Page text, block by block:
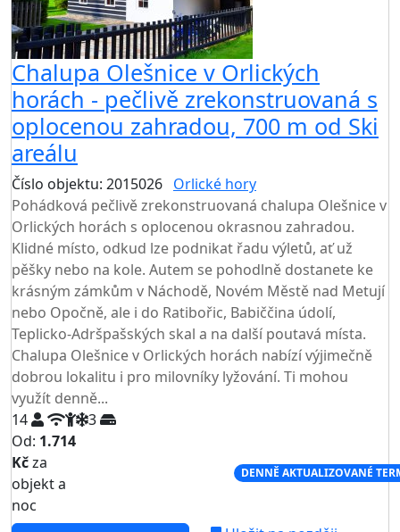
Chalupa Olešnice v Orlických
horách - pečlivě zrekonstruovaná s
oplocenou zahradou, 700 m od Ski
areálu
Číslo objektu: 2015026 Orlické hory
Pohádková pečlivě zrekonstruovaná chalupa Olešnice v
Orlických horách s oplocenou okrasnou zahradou.
Klidné místo, odkud lze podnikat řadu výletů, ať už
pěšky nebo na kole. Autem se pohodlně dostanete ke
krásným zámkům v Náchodě, Novém Městě nad Metují
nebo Opočně, ale i do Ratibořic, Babiččina údolí,
Teplicko-Adršpašských skal a na další poutavá místa.
Chalupa Olešnice v Orlických horách nabízí výjimečně
dobrou lokalitu i pro milovníky lyžování. Ti mohou
využít denně...
14
3
Od: 1.714
Kčza
objekt a
noc
DENNĚ AKTUALIZOVANÉ